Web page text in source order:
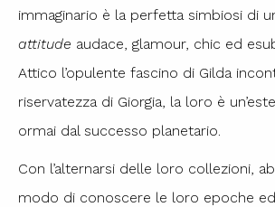
immaginario è la perfetta simbiosi di
attitude audace, glamour, chic ed
Attico l’opulente fascino di Gilda
riservatezza di Giorgia, la loro è
ormai dal successo planetario.
Con l’alternarsi delle loro collezioni,
modo di conoscere le loro epoche